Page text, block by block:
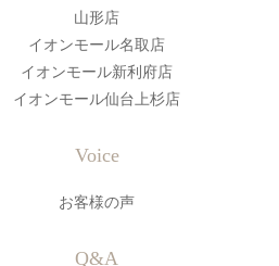
山形店
イオンモール名取店
イオンモール新利府店
イオンモール仙台上杉店
Voice
お客様の声
Q&A